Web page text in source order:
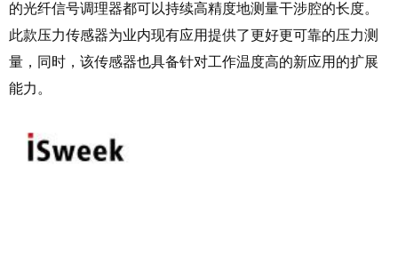
的光纤信号调理器都可以持续高精度地测量干涉腔的长度。
此款压力传感器为业内现有应用提供了更好更可靠的压力测
量，同时，该传感器也具备针对工作温度高的新应用的扩展
能力。